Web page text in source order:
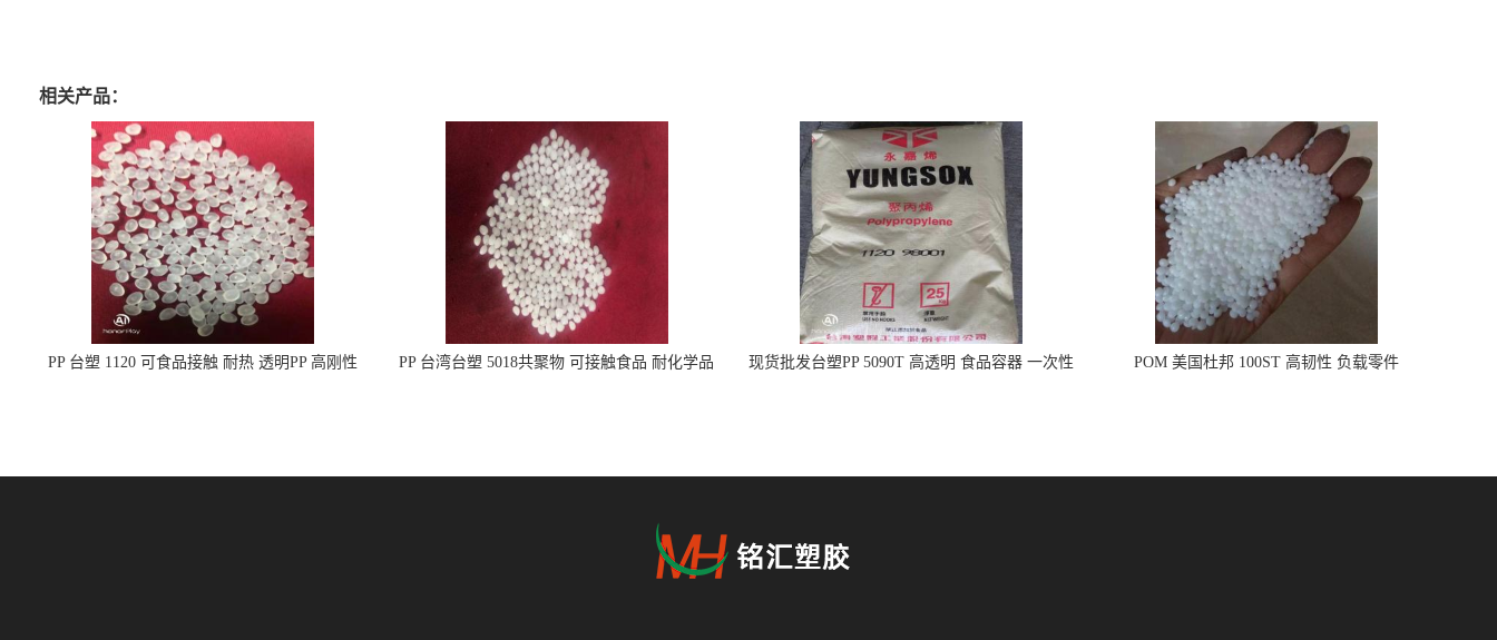
相关产品：
PP 台塑 1120 可食品接触 耐热 透明PP 高刚性
PP 台湾台塑 5018共聚物 可接触食品 耐化学品
现货批发台塑PP 5090T 高透明 食品容器 一次性
POM 美国杜邦 100ST 高韧性 负载零件